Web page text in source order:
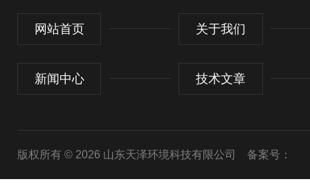
网站首页 关于我们
新闻中心 技术文章
版权所有 © 2026 山东天泽环境科技有限公司 备案号：